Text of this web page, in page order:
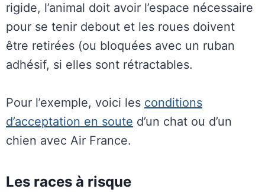
rigide, l’animal doit avoir l’espace nécessaire
pour se tenir debout et les roues doivent
être retirées (ou bloquées avec un ruban
adhésif, si elles sont rétractables.
Pour l’exemple, voici les conditions
d’acceptation en soute d’un chat ou d’un
chien avec Air France.
Les races à risque